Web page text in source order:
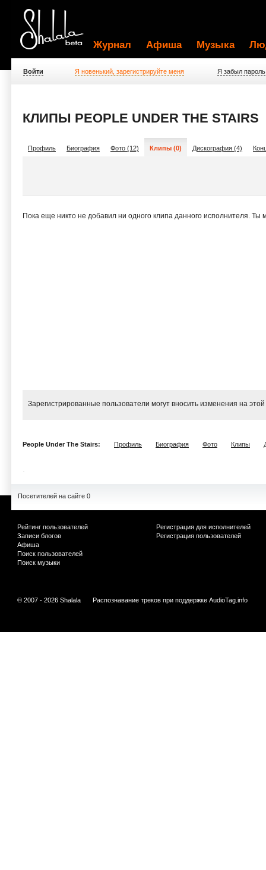
Журнал Афиша Музыка
Войти Я новенький, зарегистрируйте меня Я забыл пароль
КЛИПЫ PEOPLE UNDER THE STAIRS
Профиль Биография Фото (12) Клипы (0) Дискография (4)
Пока еще никто не добавил ни одного клипа данного исполнителя.
Зарегистрированные пользователи могут вносить изменения на
People Under The Stairs: Профиль Биография Фото Клипы
Посетителей на сайте 0
Рейтинг пользователей
Записи блогов
Афиша
Поиск пользователей
Поиск музыки
Регистрация для исполнителей
Регистрация пользователей
© 2007 - 2026 Shalala Распознавание треков при поддержке AudioTag.info